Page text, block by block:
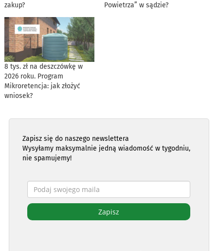
zakup?
Powietrza” w sądzie?
8 tys. zł na deszczówkę w
2026 roku. Program
Mikroretencja: jak złożyć
wniosek?
Zapisz się do naszego newslettera
Wysyłamy maksymalnie jedną wiadomość w tygodniu,
nie spamujemy!